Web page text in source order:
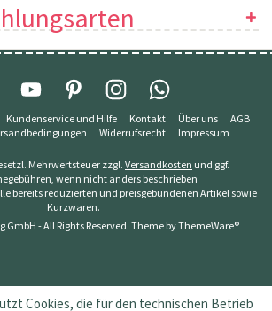
Kundenservice und Hilfe Kontakt Über uns
AGB
Widerrufsrecht Impressum
Mehrwertsteuer zzgl. Versandkosten und ggf.
wenn nicht anders beschrieben
bereits reduzierten und preisgebundenen Artikel sowie
Kurzwaren.
GmbH - All Rights Reserved. Theme byThemeWare®
Cookies, die für den technischen Betrieb